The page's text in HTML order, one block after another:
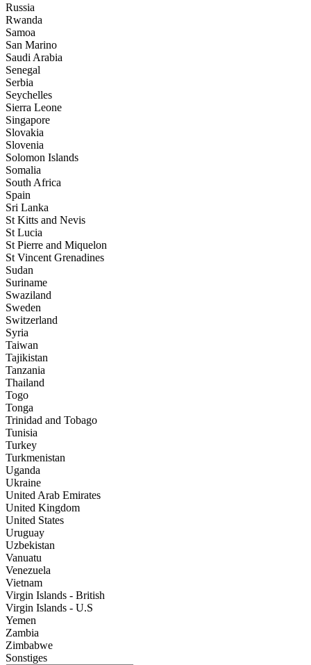
Russia
Rwanda
Samoa
San Marino
Saudi Arabia
Senegal
Serbia
Seychelles
Sierra Leone
Singapore
Slovakia
Slovenia
Solomon Islands
Somalia
South Africa
Spain
Sri Lanka
St Kitts and Nevis
St Lucia
St Pierre and Miquelon
St Vincent Grenadines
Sudan
Suriname
Swaziland
Sweden
Switzerland
Syria
Taiwan
Tajikistan
Tanzania
Thailand
Togo
Tonga
Trinidad and Tobago
Tunisia
Turkey
Turkmenistan
Uganda
Ukraine
United Arab Emirates
United Kingdom
United States
Uruguay
Uzbekistan
Vanuatu
Venezuela
Vietnam
Virgin Islands - British
Virgin Islands - U.S
Yemen
Zambia
Zimbabwe
Sonstiges